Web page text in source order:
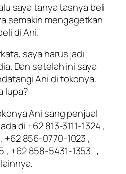
saya tanya tasnya beli
semakin mengagetkan
di Ani.
saya harus jadi
Dan setelah ini saya
Ani di tokonya.
lupa?
Ani sang penjual
di +62 813-3111-1324 ,
+62 856-0770-1023 ,
+62 858-5431-1353 ，